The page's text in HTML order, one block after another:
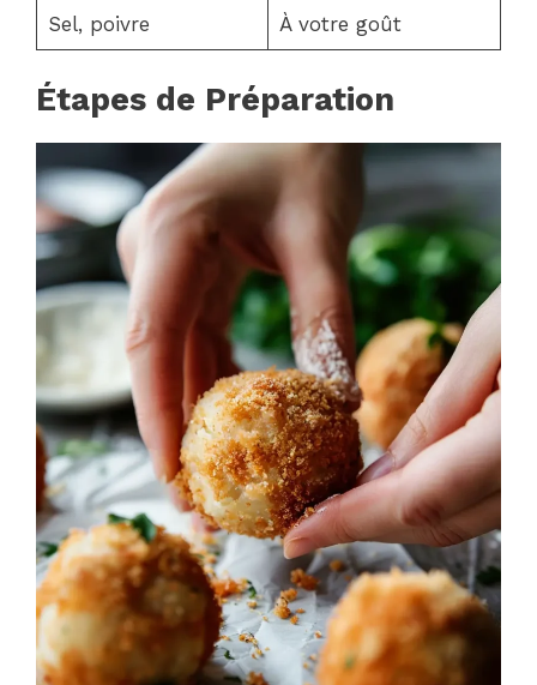
Sel, poivre À votre goût
Étapes de Préparation